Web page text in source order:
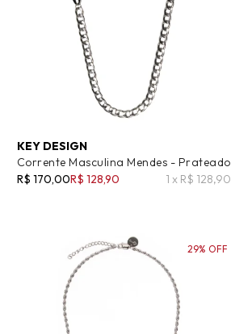
KEY DESIGN
Corrente Masculina Mendes - Prateado
R$ 170,00R$ 128,90 1 x R$ 128,90
29% OFF